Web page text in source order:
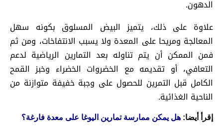
الدهون.
علاوة على ذلك، يتميز البيض المسلوق بكونه سهل
المعالجة ومريحا على المعدة ولا يسبب الانتفاخات، ومن ثم
فمن الممكن أن يتم تناوله بعد التمارين الرياضية لدعم
التعافي، أو تقديمه مع الخضروات الخضراء وخبز القمح
الكامل قبل التمرين للحصول على وجبة خفيفة متوازنة من
الناحية الغذائية.
إقرأ أيضا: هل يمكن ممارسة تمارين اليوغا على معدة فارغة؟